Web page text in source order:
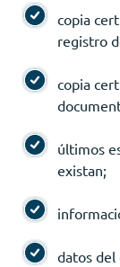
copia
registro
copia
últimos
existan;
datos del